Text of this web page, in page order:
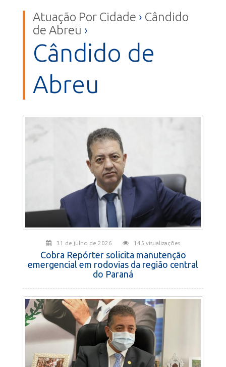
Atuação Por Cidade › Cândido
de Abreu ›
Cândido de
Abreu
31 de julho de 2026 145 visualizações
Cobra Repórter solicita manutenção
emergencial em rodovias da região central
do Paraná